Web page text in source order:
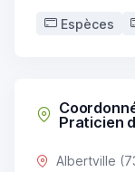
Espèces
Praticien
Albertville